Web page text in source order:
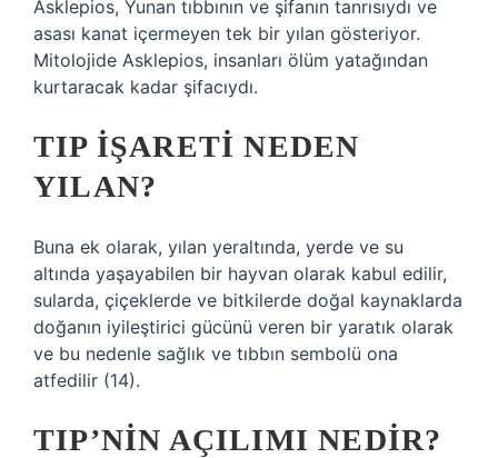
Asklepios, Yunan tıbbının ve şifanın tanrısıydı ve
asası kanat içermeyen tek bir yılan gösteriyor.
Mitolojide Asklepios, insanları ölüm yatağından
kurtaracak kadar şifacıydı.
TIP IŞARETI NEDEN
YILAN?
Buna ek olarak, yılan yeraltında, yerde ve su
altında yaşayabilen bir hayvan olarak kabul edilir,
sularda, çiçeklerde ve bitkilerde doğal kaynaklarda
doğanın iyileştirici gücünü veren bir yaratık olarak
ve bu nedenle sağlık ve tıbbın sembolü ona
atfedilir (14).
TIP’NIN AÇILIMI NEDIR?